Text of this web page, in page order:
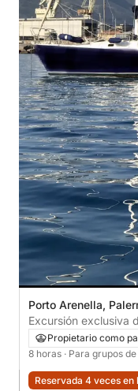
Porto Arenella,
Excursión exclusiva
Propietario como
8 horas · Para grupos
Reservada 4 veces en